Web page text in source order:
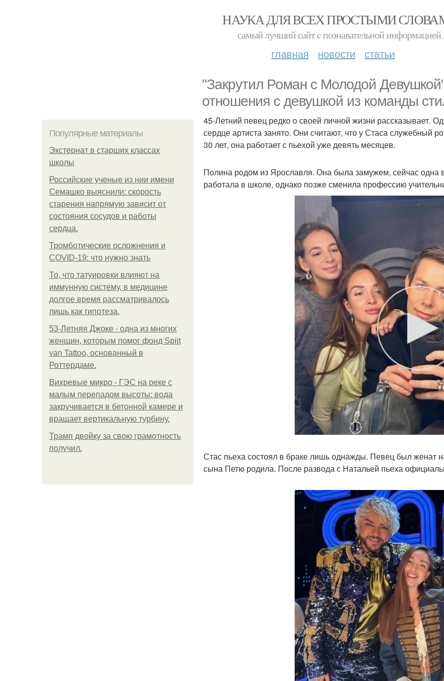
НАУКА ДЛЯ ВСЕХ ПРОСТЫМИ
самый лучший сайт c познавательной информацией.
главная новости статьи
"Закрутил Роман с Молодой
отношения с девушкой из команды
Популярные материалы
Экстернат в старших классах
школы
Российские ученые из нии имени
Семашко выяснили: скорость
старения напрямую зависит от
состояния сосудов и работы
сердца.
Тромботические осложнения и
COVID-19: что нужно знать
То, что татуировки влияют на
иммунную систему, в медицине
долгое время рассматривалось
лишь как гипотеза.
53-Летняя Джоке - одна из многих
женщин, которым помог фонд Spijt
van Tattoo, основанный в
Роттердаме.
Вихревые микро - ГЭС на реке с
малым перепадом высоты: вода
закручивается в бетонной камере и
вращает вертикальную турбину.
Трамп двойку за свою грамотность
получил.
45-Летний певец редко о своей личной жизни рассказывает.
сердце артиста занято. Они считают, что у Стаса служебный
30 лет, она работает с пьехой уже девять месяцев.
Полина родом из Ярославля. Она была замужем, сейчас одна
работала в школе, однако позже сменила профессию
Стас пьеха состоял в браке лишь однажды. Певец был женат
сына Петю родила. После развода с Натальей пьеха